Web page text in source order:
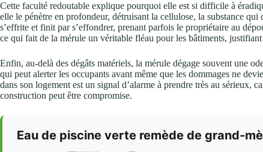
Cette faculté redoutable explique pourquoi elle est si difficile à
elle le pénètre en profondeur, détruisant la cellulose, la substance
s’effrite et finit par s’effondrer, prenant parfois le propriétaire au
ce qui fait de la mérule un véritable fléau pour les bâtiments,
Enfin, au-delà des dégâts matériels, la mérule dégage souvent une
qui peut alerter les occupants avant même que les dommages ne
dans son logement est un signal d’alarme à prendre très au sérieux,
construction peut être compromise.
Eau de piscine verte remède de grand-